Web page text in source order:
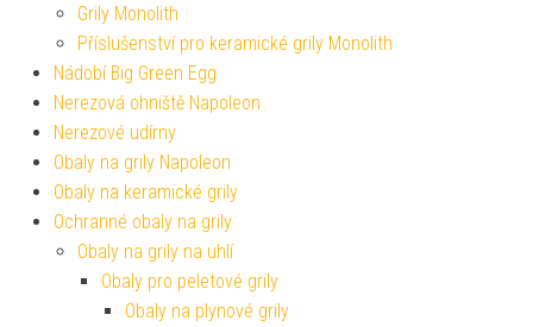
Grily Monolith
Příslušenství pro keramické grily Monolith
Nádobí Big Green Egg
Nerezová ohniště Napoleon
Nerezové udírny
Obaly na grily Napoleon
Obaly na keramické grily
Ochranné obaly na grily
Obaly na grily na uhlí
Obaly pro peletové grily
Obaly na plynové grily